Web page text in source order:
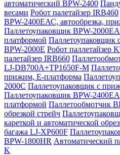
автоматический BPW-2400
весами Робот палетайзер IRB460
BPW-2400ЕАС, автообрезка,
Паллетоупаковщик BPW-2000EA
платформой Паллетоупаковщик
BPW-2000E Робот паллетайзер
палетайзер IRB660
LJ-DB700A+TP1650F-M
прижим, Е-платформа
2000C Паллетоупаковщик с
Паллетоупаковщик BPW-2400EA
платформой Паллетообмотчик
обрезкой стрейч
кареткой и автоматической
багажа LJ-XP600F
BPW-1800HR Автоматический
K